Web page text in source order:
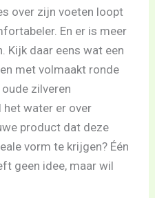
over zijn voeten loopt
En er is meer
Kijk daar eens wat een
met volmaakt ronde
zilveren
het water er over
product dat deze
vorm te krijgen? Één
geen idee, maar wil